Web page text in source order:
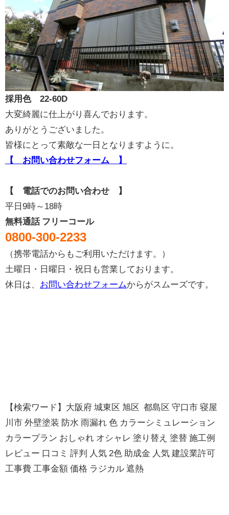
採用色 22-60D
大変綺麗に仕上がり喜んでおります。
ありがとうございました。
皆様にとって素敵な一日となりますように。
【 お問い合わせフォーム 】
【 電話でのお問い合わせ 】
平日9時～18時
無料通話 フリーコール
0800-300-2233
（携帯電話からもご利用いただけます。）
土曜日・日曜日・祝日も営業しております。
休日は、
お問い合わせフォームからがスムーズです。
【検索ワード】大阪府 城東区 旭区 都島区 守口市 寝屋
川市 外壁塗装 防水 雨漏れ 色 カラーシミュレーション
カラープラン おしゃれ オシャレ 塗り替え 塗替 施工例
レビュー 口コミ 評判 人気 2色 助成金 人気 建設業許可
工事費 工事金額 価格 ラジカル 遮熱